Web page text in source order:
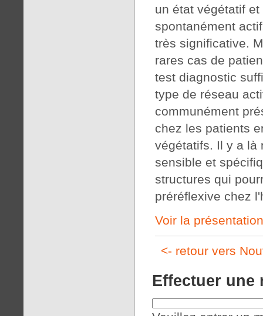
un état végétatif
spontanément
très significative.
rares cas de
test diagnostic
type de réseau
communément
chez les patients
végétatifs. Il y a là
sensible et
structures qui
préréflexive chez
Voir la présentation
<- retour vers
Effectuer une